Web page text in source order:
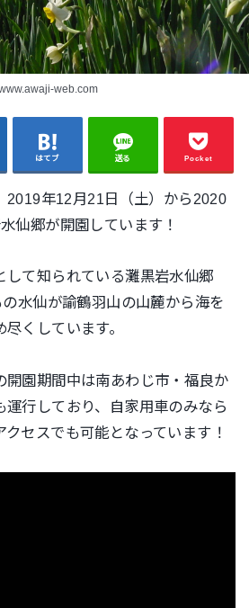
web.com
はてブ 送る Pocket
2019年12月21日（土）から2020
仙郷が開園しています！
して知られている灘黒岩水仙郷
水仙が諭鶴羽山の山麓から海を
くしています。
開園期間中は南あわじ市・福良か
運行しており、自家用車のみなら
セスでも可能となっています！